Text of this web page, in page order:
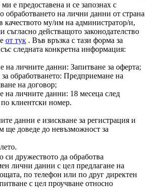
е предоставена и се запознах с
обработването на лични данни от страна
качеството му/им на администратор/и,
съгласно действащото законодателство
от тук . Във връзка с тази форма за
следната конкретна информация:
на личните данни: Запитване за оферта;
обработването: Предприемане на
на договор;
на личните данни: 18 месеца след
клиентски номер.
данни е изискване за регистрация и
ще доведе до невъзможност за
си дружеството да обработва
лични данни с цел предлагане на
по телефон или по друг директен
с цел проучване относно